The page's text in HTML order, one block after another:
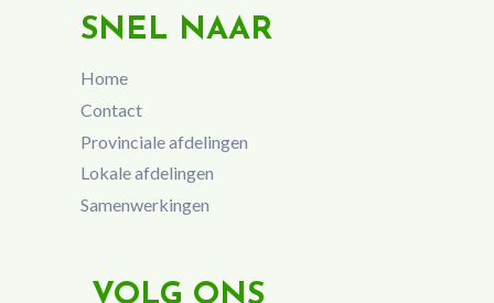
SNEL NAAR
Home
Contact
Provinciale afdelingen
Lokale afdelingen
Samenwerkingen
VOLG ONS